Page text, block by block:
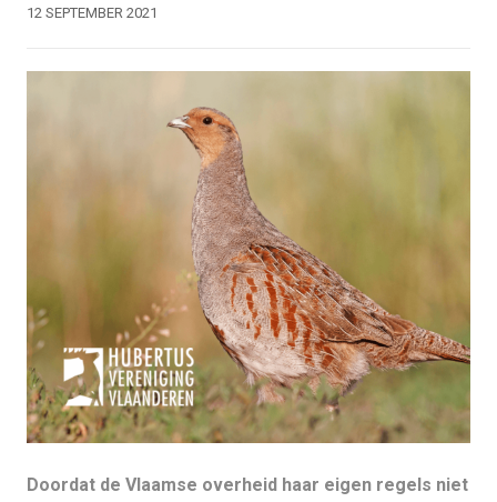
12 SEPTEMBER 2021
Doordat de Vlaamse overheid haar eigen regels niet